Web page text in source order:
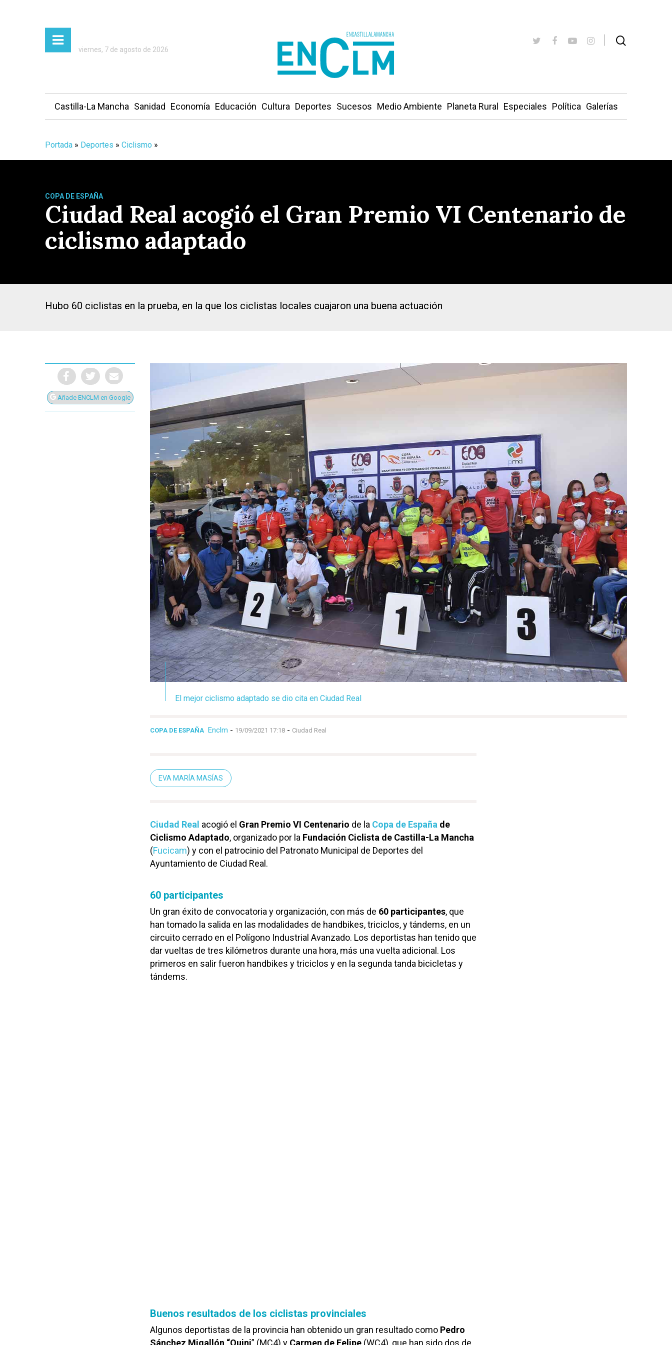
Presiona Intro para buscar o ESC para cerrar
viernes, 7 de agosto de 2026
Castilla-La Mancha Sanidad Economía Educación Cultura Deportes Sucesos Medio Ambiente Planeta Rural Especiales Política Galerías
Portada » Deportes » Ciclismo »
COPA DE ESPAÑA
Ciudad Real acogió el Gran Premio VI Centenario de
ciclismo adaptado
Hubo 60 ciclistas en la prueba, en la que los ciclistas locales cuajaron una buena actuación
Añade ENCLM en Google
El mejor ciclismo adaptado se dio cita en Ciudad Real
COPA DE ESPAÑA Enclm - 19/09/2021 17:18 - Ciudad Real
EVA MARÍA MASÍAS
Ciudad Real acogió el Gran Premio VI Centenario de la Copa de España de
Ciclismo Adaptado, organizado por la Fundación Ciclista de Castilla-La Mancha
(Fucicam) y con el patrocinio del Patronato Municipal de Deportes del
Ayuntamiento de Ciudad Real.
60 participantes
Un gran éxito de convocatoria y organización, con más de 60 participantes, que
han tomado la salida en las modalidades de handbikes, triciclos, y tándems, en un
circuito cerrado en el Polígono Industrial Avanzado. Los deportistas han tenido que
dar vueltas de tres kilómetros durante una hora, más una vuelta adicional. Los
primeros en salir fueron handbikes y triciclos y en la segunda tanda bicicletas y
tándems.
Buenos resultados de los ciclistas provinciales
Algunos deportistas de la provincia han obtenido un gran resultado como Pedro
Sánchez Migallón “Quini” (MC4) y Carmen de Felipe (WC4), que han sido dos de